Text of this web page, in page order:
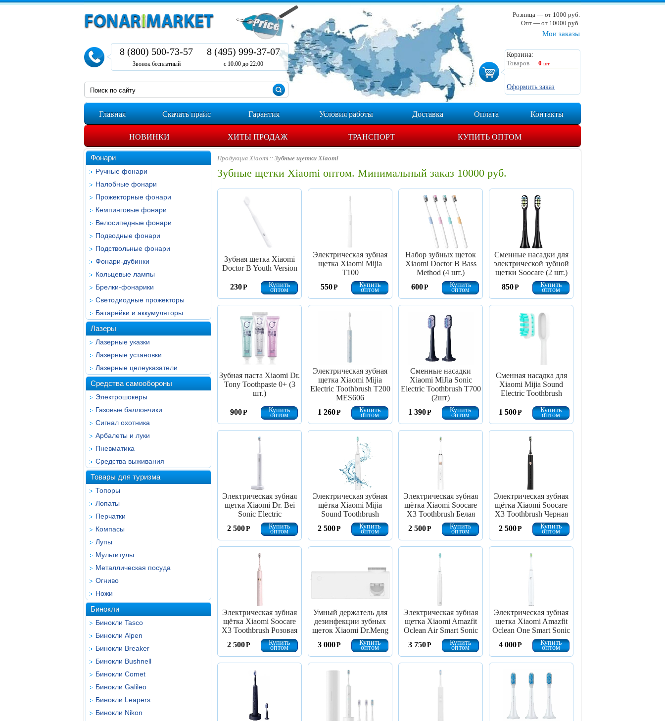
Мои заказы
Корзина:
Товаров
0 шт.
Оформить заказ
8 (800) 500-73-57
Звонок бесплатный
8 (495) 999-37-07
с 10:00 до 22:00
Розница — от 1000 руб.
Опт — от 10000 руб.
Главная Скачать прайс Гарантия Условия работы Доставка Оплата Контакты
НОВИНКИ ХИТЫ ПРОДАЖ ТРАНСПОРТ КУПИТЬ ОПТОМ
Фонари
Ручные фонари
Налобные фонари
Прожекторные фонари
Кемпинговые фонари
Велосипедные фонари
Подводные фонари
Подствольные фонари
Фонари-дубинки
Кольцевые лампы
Брелки-фонарики
Светодиодные прожекторы
Батарейки и аккумуляторы
Лазеры
Лазерные указки
Лазерные установки
Лазерные целеуказатели
Средства самообороны
Электрошокеры
Газовые баллончики
Сигнал охотника
Арбалеты и луки
Пневматика
Средства выживания
Товары для туризма
Топоры
Лопаты
Перчатки
Компасы
Лупы
Мультитулы
Металлическая посуда
Огниво
Ножи
Бинокли
Бинокли Tasco
Бинокли Alpen
Бинокли Breaker
Бинокли Bushnell
Бинокли Comet
Бинокли Galileo
Бинокли Leapers
Бинокли Nikon
Продукция Xiaomi Зубные щетки Xiaomi
Зубные щетки Xiaomi оптом. Минимальный заказ 10000 руб.
Зубная щетка Xiaomi
Doctor B Youth Version
230Р Купить
оптом
Электрическая зубная
щетка Xiaomi Mijia
T100
550Р Купить
оптом
Набор зубных щеток
Xiaomi Doctor B Bass
Method (4 шт.)
600Р Купить
оптом
Сменные насадки для
электрической зубной
щетки Soocare (2 шт.)
850Р Купить
оптом
Зубная паста Xiaomi Dr.
Tony Toothpaste 0+ (3
шт.)
900Р Купить
оптом
Электрическая зубная
щетка Xiaomi Mijia
Electric Toothbrush T200
MES606
1 260Р Купить
оптом
Сменные насадки
Xiaomi MiJia Sonic
Electric Toothbrush T700
(2шт)
1 390Р Купить
оптом
Сменная насадка для
Xiaomi Mijia Sound
Electric Toothbrush
1 500Р Купить
оптом
Электрическая зубная
щетка Xiaomi Dr. Bei
Sonic Electric
2 500Р Купить
оптом
Электрическая зубная
щётка Xiaomi Mijia
Sound Toothbrush
2 500Р Купить
оптом
Электрическая зубная
щётка Xiaomi Soocare
X3 Toothbrush Белая
2 500Р Купить
оптом
Электрическая зубная
щётка Xiaomi Soocare
X3 Toothbrush Черная
2 500Р Купить
оптом
Электрическая зубная
щётка Xiaomi Soocare
X3 Toothbrush Розовая
2 500Р Купить
оптом
Умный держатель для
дезинфекции зубных
щеток Xiaomi Dr.Meng
3 000Р Купить
оптом
Электрическая зубная
щетка Xiaomi Amazfit
Oclean Air Smart Sonic
3 750Р Купить
оптом
Электрическая зубная
щетка Xiaomi Amazfit
Oclean One Smart Sonic
4 000Р Купить
оптом